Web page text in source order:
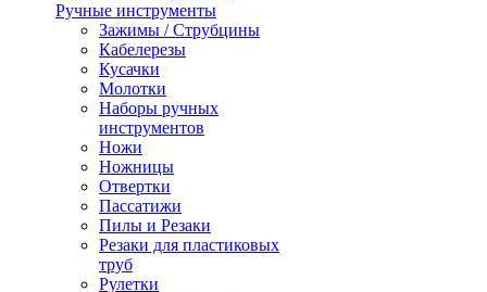
Ручные инструменты
Зажимы / Струбцины
Кабелерезы
Кусачки
Молотки
Наборы ручных
инструментов
Ножи
Ножницы
Отвертки
Пассатижи
Пилы и Резаки
Резаки для пластиковых
труб
Рулетки